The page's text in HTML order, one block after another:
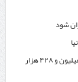
شود
تردد زائران اربعین در مرزهای خوزستان از مرز یک میلیون و ۴۲۸ هزار